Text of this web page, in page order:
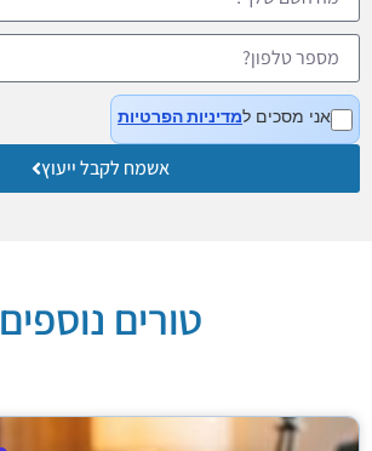
אני מסכים למדיניות הפרטיות
אשמח לקבל ייעוץ
טורים נוספים